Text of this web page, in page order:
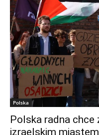
Polska
Polska radna chce
izraelskim